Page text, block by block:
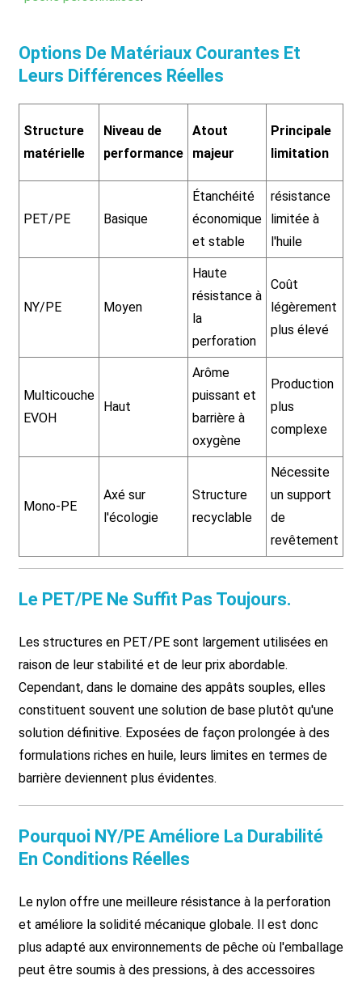
Options De Matériaux Courantes Et
Leurs Différences Réelles
Structure
matérielle
Niveau de
performance
Atout
majeur
Principale
limitation
PET/PE Basique
Étanchéité
économique
et stable
résistance
limitée à
l'huile
NY/PE Moyen
Haute
résistance à
la
perforation
Coût
légèrement
plus élevé
Multicouche
EVOH
Haut
Arôme
puissant et
barrière à
oxygène
Production
plus
complexe
Mono-PE
Axé sur
l'écologie
Structure
recyclable
Nécessite
un support
de
revêtement
Le PET/PE Ne Suffit Pas Toujours.
Les structures en PET/PE sont largement utilisées en
raison de leur stabilité et de leur prix abordable.
Cependant, dans le domaine des appâts souples, elles
constituent souvent une solution de base plutôt qu'une
solution définitive. Exposées de façon prolongée à des
formulations riches en huile, leurs limites en termes de
barrière deviennent plus évidentes.
Pourquoi NY/PE Améliore La Durabilité
En Conditions Réelles
Le nylon offre une meilleure résistance à la perforation
et améliore la solidité mécanique globale. Il est donc
plus adapté aux environnements de pêche où l'emballage
peut être soumis à des pressions, à des accessoires